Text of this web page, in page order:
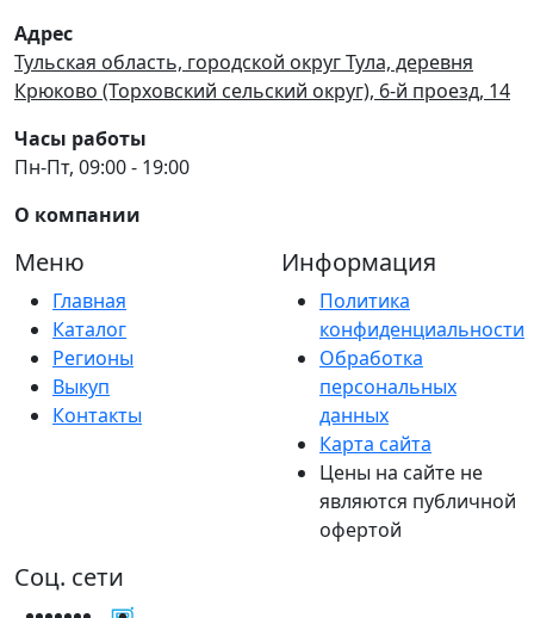
Адрес
Тульская область, городской округ Тула, деревня
Крюково (Торховский сельский округ), 6-й проезд, 14
Часы работы
Пн-Пт, 09:00 - 19:00
О компании
Меню
Главная
Каталог
Регионы
Выкуп
Контакты
Информация
Политика
конфиденциальности
Обработка
персональных
данных
Карта сайта
Цены на сайте не
являются публичной
офертой
Соц. сети